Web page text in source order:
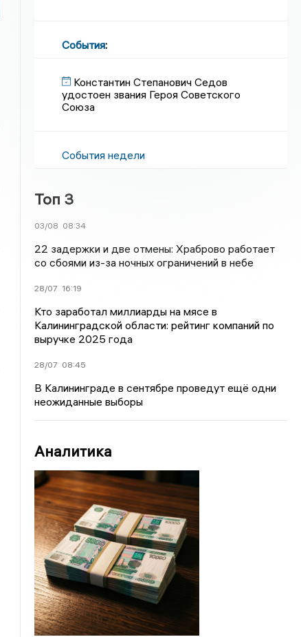
События:
Константин Степанович Седов
удостоен звания Героя Советского
Союза
События недели
Топ 3
03/08 08:34
22 задержки и две отмены: Храброво работает
со сбоями из-за ночных ограничений в небе
28/07 16:19
Кто заработал миллиарды на мясе в
Калининградской области: рейтинг компаний по
выручке 2025 года
28/07 08:45
В Калининграде в сентябре проведут ещё одни
неожиданные выборы
Аналитика